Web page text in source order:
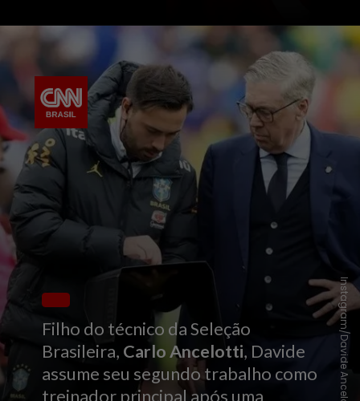
Filho do técnico da Seleção
Brasileira, Carlo Ancelotti, Davide
assume seu segundo trabalho como
treinador principal após uma
Instagram/Davide Ancelotti